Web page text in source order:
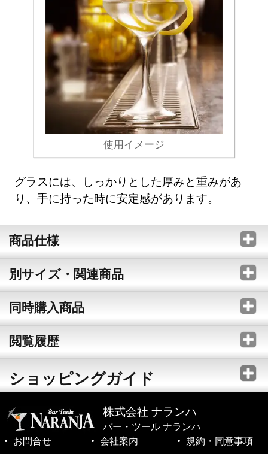
使用イメージ
グラスには、しっかりとした厚みと重みがあ
り、手に持った時に安定感があります。
商品仕様
別サイズ・関連商品
同時購入商品
閲覧履歴
ショッピングガイド
株式会社 ナランハ
バー・ツール ナランハ
お問合せ
会社案内 規約・同意事項